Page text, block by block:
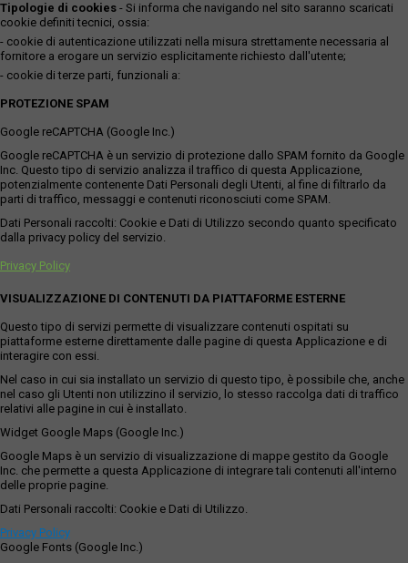
Tipologie di cookies - Si informa che navigando nel sito saranno scaricati
cookie definiti tecnici, ossia:
- cookie di autenticazione utilizzati nella misura strettamente necessaria al
fornitore a erogare un servizio esplicitamente richiesto dall'utente;
- cookie di terze parti, funzionali a:
PROTEZIONE SPAM
Google reCAPTCHA (Google Inc.)
Google reCAPTCHA è un servizio di protezione dallo SPAM fornito da Google
Inc. Questo tipo di servizio analizza il traffico di questa Applicazione,
potenzialmente contenente Dati Personali degli Utenti, al fine di filtrarlo da
parti di traffico, messaggi e contenuti riconosciuti come SPAM.
Dati Personali raccolti: Cookie e Dati di Utilizzo secondo quanto specificato
dalla privacy policy del servizio.
Privacy Policy
VISUALIZZAZIONE DI CONTENUTI DA PIATTAFORME ESTERNE
Questo tipo di servizi permette di visualizzare contenuti ospitati su
piattaforme esterne direttamente dalle pagine di questa Applicazione e di
interagire con essi.
Nel caso in cui sia installato un servizio di questo tipo, è possibile che, anche
nel caso gli Utenti non utilizzino il servizio, lo stesso raccolga dati di traffico
relativi alle pagine in cui è installato.
Widget Google Maps (Google Inc.)
Google Maps è un servizio di visualizzazione di mappe gestito da Google
Inc. che permette a questa Applicazione di integrare tali contenuti all'interno
delle proprie pagine.
Dati Personali raccolti: Cookie e Dati di Utilizzo.
Privacy Policy
Google Fonts (Google Inc.)